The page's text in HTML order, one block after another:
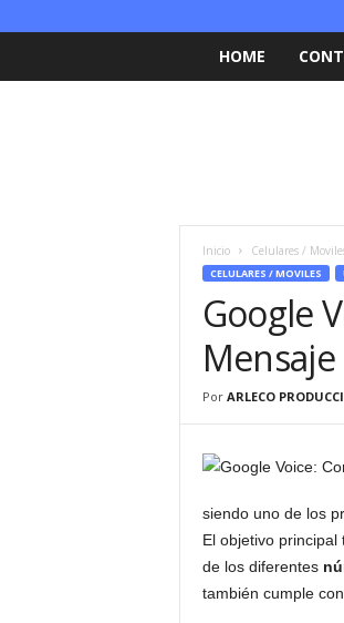
HOME
Inicio Celulares /
CELULARES / MOVILES
Google
Por ARLECO
siendo uno de los
El objetivo principal
de los diferentes
también cumple